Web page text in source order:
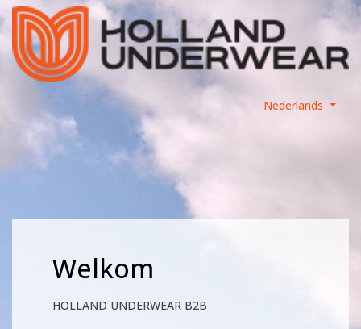
Nederlands
Welkom
HOLLAND UNDERWEAR B2B